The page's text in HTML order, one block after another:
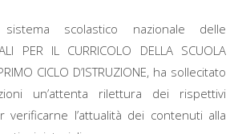
sistema scolastico nazionale delle
PER IL CURRICOLO DELLA SCUOLA
CICLO D’ISTRUZIONE, ha sollecitato
un’attenta rilettura dei rispettivi
verificarne l’attualità dei contenuti alla